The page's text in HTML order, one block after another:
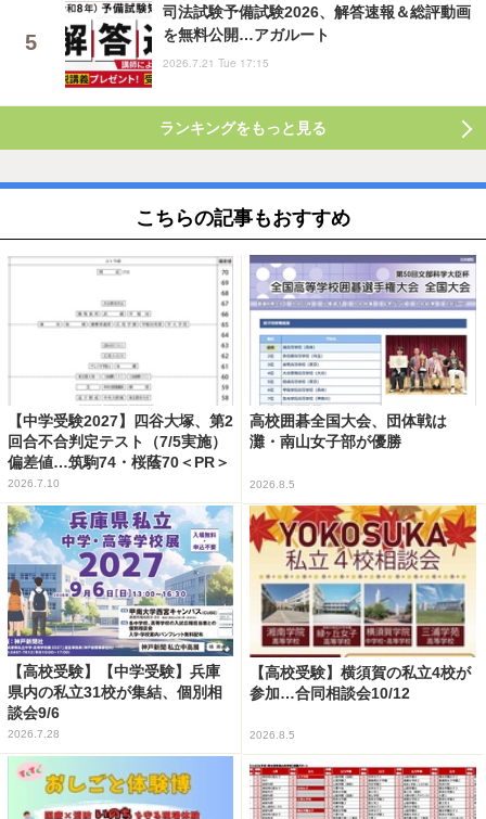
司法試験予備試験2026、解答速報＆総評動画
を無料公開…アガルート
2026.7.21 Tue 17:15
ランキングをもっと見る
こちらの記事もおすすめ
【中学受験2027】四谷大塚、第2
回合不合判定テスト（7/5実施）
偏差値…筑駒74・桜蔭70＜PR＞
2026.7.10
高校囲碁全国大会、団体戦は
灘・南山女子部が優勝
2026.8.5
【高校受験】【中学受験】兵庫
県内の私立31校が集結、個別相
談会9/6
2026.7.28
【高校受験】横須賀の私立4校が
参加…合同相談会10/12
2026.8.5